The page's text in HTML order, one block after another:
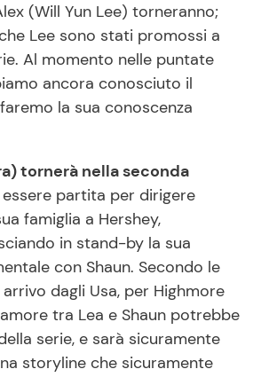
(Will Yun Lee) torneranno;
Lee sono stati promossi a
Al momento nelle puntate
ancora conosciuto il
la sua conoscenza
tornerà nella seconda
partita per dirigere
famiglia a Hershey,
in stand-by la sua
con Shaun. Secondo le
dagli Usa, per Highmore
tra Lea e Shaun potrebbe
serie, e sarà sicuramente
storyline che sicuramente